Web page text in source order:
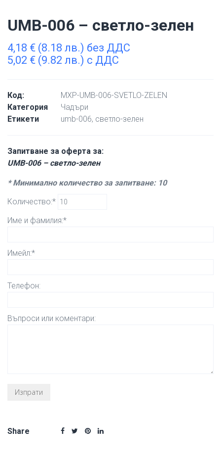
UMB-006 – светло-зелен
4,18 € (8.18 лв.) без ДДС
5,02 € (9.82 лв.) с ДДС
Код:
MXP-UMB-006-SVETLO-ZELEN
Категория
Чадъри
Етикети
umb-006, светло-зелен
Запитване за оферта за:
UMB-006 – светло-зелен
* Минимално количество за запитване: 10
Количество:*
Име и фамилия:*
Имейл:*
Телефон:
Въпроси или коментари:
Share